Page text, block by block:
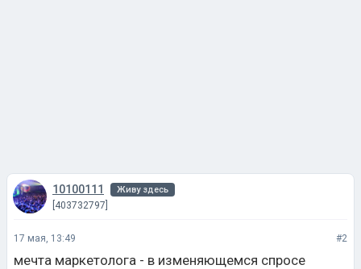
10100111 Живу здесь
[403732797]
17 мая, 13:49 #2
мечта маркетолога - в изменяющемся спросе